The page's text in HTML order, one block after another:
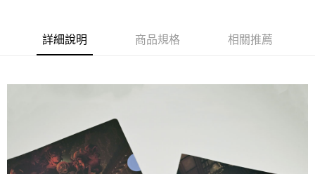
１．簡單：不需註冊會員、不需綁卡、不需儲值。
２．便利：只要手機號碼，簡訊認證，即可結帳。
結帳頁面，進行簡訊認證並確認金額後，即可完成結帳。
２．訂單成立數日內，您將收到繳費通知簡訊。
３．收到繳費通知簡訊後14天內，點擊此簡訊中的連結，可透過四大超商／
ATM／網路銀行／等多元方式進行付款，方視為交易完成。
※ 請注意：結帳手續完成當下不需立刻繳費，但若您需要取消訂單，請聯絡
運送方式
每筆NT$60，滿NT$499(含以上)免運費
7-11付款取貨
詳細說明 商品規格 相關推薦